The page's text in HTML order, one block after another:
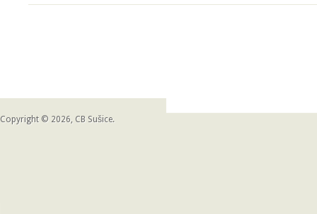
Copyright © 2026, CB Sušice.